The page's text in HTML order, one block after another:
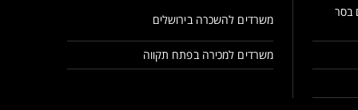
בסר
משרדים להשכרה בירושלים
משרדים למכירה בפתח תקווה